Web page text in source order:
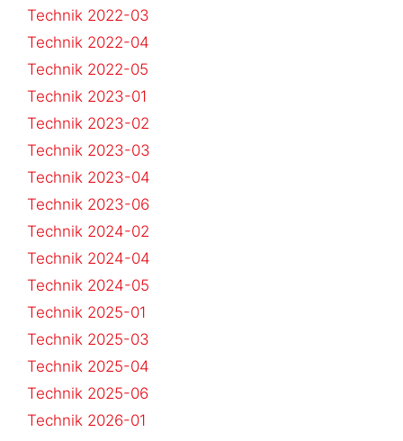
Technik 2022-03
Technik 2022-04
Technik 2022-05
Technik 2023-01
Technik 2023-02
Technik 2023-03
Technik 2023-04
Technik 2023-06
Technik 2024-02
Technik 2024-04
Technik 2024-05
Technik 2025-01
Technik 2025-03
Technik 2025-04
Technik 2025-06
Technik 2026-01